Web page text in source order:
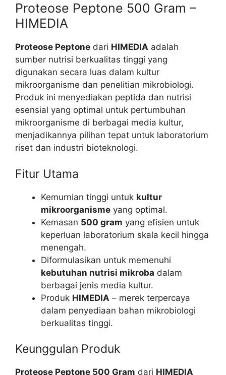
Proteose Peptone 500 Gram –
HIMEDIA
Proteose Peptone dari HIMEDIA adalah
sumber nutrisi berkualitas tinggi yang
digunakan secara luas dalam kultur
mikroorganisme dan penelitian mikrobiologi.
Produk ini menyediakan peptida dan nutrisi
esensial yang optimal untuk pertumbuhan
mikroorganisme di berbagai media kultur,
menjadikannya pilihan tepat untuk laboratorium
riset dan industri bioteknologi.
Fitur Utama
Kemurnian tinggi untuk kultur
mikroorganisme yang optimal.
Kemasan 500 gram yang efisien untuk
keperluan laboratorium skala kecil hingga
menengah.
Diformulasikan untuk memenuhi
kebutuhan nutrisi mikroba dalam
berbagai jenis media kultur.
Produk HIMEDIA – merek terpercaya
dalam penyediaan bahan mikrobiologi
berkualitas tinggi.
Keunggulan Produk
Proteose Peptone 500 Gram dari HIMEDIA